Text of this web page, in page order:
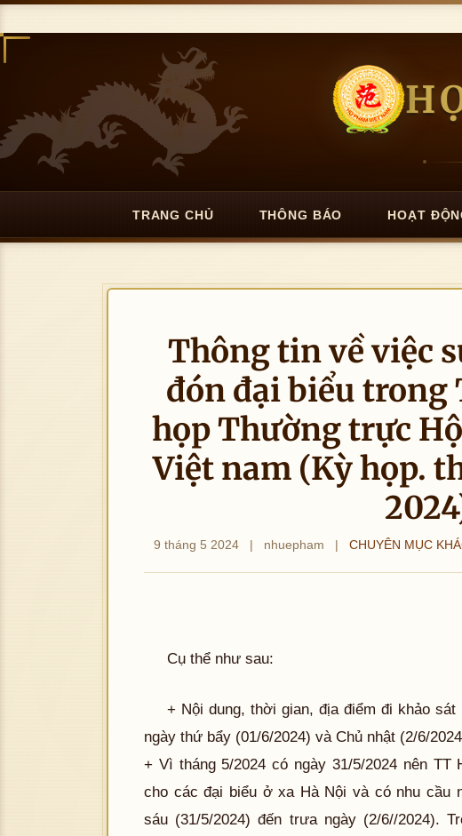
TRANG CHỦ THÔNG BÁO HOẠT
Thông tin về việc
đón đại biểu trong
họp Thường trực
Việt nam (Kỳ họp.
9 tháng 5 2024 | nhuepham | CHUYÊN MỤC
Cụ thể như sau:
+ Nội dung, thời gian, địa điểm đi khảo
ngày thứ bẩy (01/6/2024) và Chủ nhật (2/6/
+ Vì tháng 5/2024 có ngày 31/5/2024 nên
cho các đại biểu ở xa Hà Nội và có nhu cầu
sáu (31/5/2024) đến trưa ngày (2/6//2024).